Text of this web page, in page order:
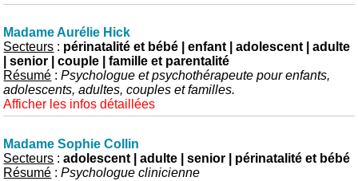
Madame Aurélie Hick
Secteurs : périnatalité et bébé | enfant | adolescent | adulte
| senior | couple | famille et parentalité
Résumé :Psychologue et psychothérapeute pour enfants,
adolescents, adultes, couples et familles.
Afficher les infos détaillées
Madame Sophie Collin
Secteurs :adolescent | adulte | senior | périnatalité et bébé
Résumé :Psychologue clinicienne